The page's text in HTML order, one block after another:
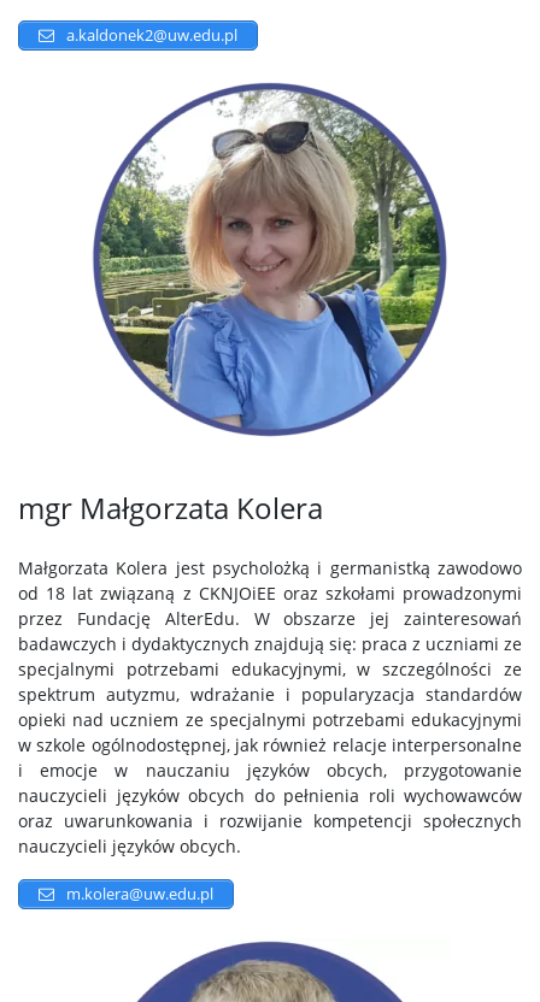
a.kaldonek2@uw.edu.pl
mgr Małgorzata Kolera
Małgorzata Kolera jest psycholożką i germanistką zawodowo
od 18 lat związaną z CKNJOiEE oraz szkołami prowadzonymi
przez Fundację AlterEdu. W obszarze jej zainteresowań
badawczych i dydaktycznych znajdują się: praca z uczniami ze
specjalnymi potrzebami edukacyjnymi, w szczególności ze
spektrum autyzmu, wdrażanie i popularyzacja standardów
opieki nad uczniem ze specjalnymi potrzebami edukacyjnymi
w szkole ogólnodostępnej, jak również relacje interpersonalne
i emocje w nauczaniu języków obcych, przygotowanie
nauczycieli języków obcych do pełnienia roli wychowawców
oraz uwarunkowania i rozwijanie kompetencji społecznych
nauczycieli języków obcych.
m.kolera@uw.edu.pl